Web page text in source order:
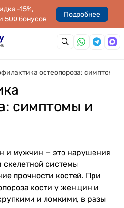
-15%,
500 бонусов
Подробнее
остеопороза: симптомы
симптомы и
и мужчин — это нарушения
системы
прочности костей. При
кости у женщин и
и ломкими, в разы